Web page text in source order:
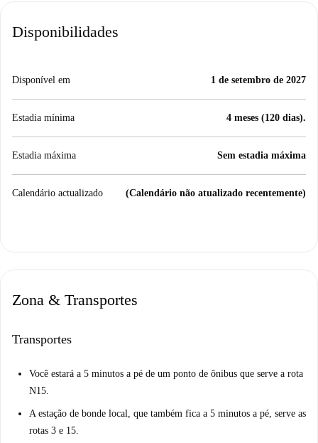
Disponibilidades
Disponível em 1 de setembro de 2027
Estadia mínima 4 meses (120 dias).
Estadia máxima Sem estadia máxima
Calendário actualizado (Calendário não atualizado recentemente)
Zona & Transportes
Transportes
Você estará a 5 minutos a pé de um ponto de ônibus que serve a rota
N15.
A estação de bonde local, que também fica a 5 minutos a pé, serve as
rotas 3 e 15.